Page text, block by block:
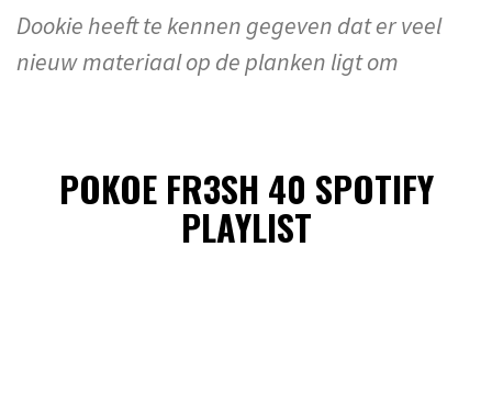
Dookie heeft te kennen gegeven dat er veel
nieuw materiaal op de planken ligt om
POKOE FR3SH 40 SPOTIFY
PLAYLIST